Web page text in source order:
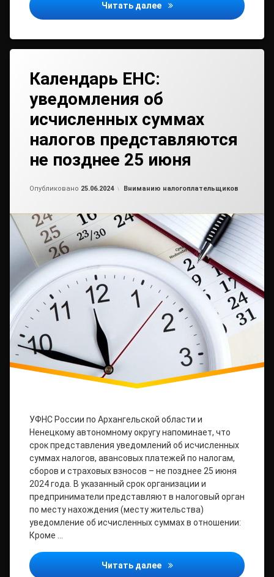
Читать далее До 1 августа
Календарь ЕНС:
уведомления об
исчисленных суммах
налогов представляются
не позднее 25 июня
Опубликовано 25.06.2024 Рубрики:
Вниманию налогоплательщиков
УФНС России по Архангельской области и
Ненецкому автономному округу напоминает, что
срок представления уведомлений об исчисленных
суммах налогов, авансовых платежей по налогам,
сборов и страховых взносов – не позднее 25 июня
2024 года. В указанный срок организации и
предприниматели представляют в налоговый орган
по месту нахождения (месту жительства)
уведомление об исчисленных суммах в отношении:
Кроме …
Читать далее Календарь ЕНС: